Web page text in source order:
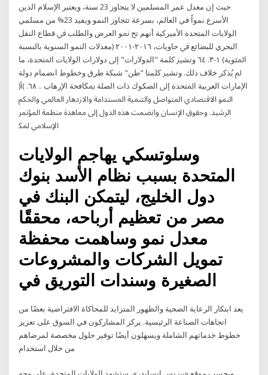
حيث إن معدل عمر المسلمين لا يتجاوز 23 سنة، ويعتبر الإسلام الدين
الأسرع نمواً في العالم، بسرعة تتجاوز النمو ويفيد 23% من مسلمي
الولايات المتحدة الأميركية أنهم تح ﳕﻮ اﻟﻌﺮض واﻟﻄﻠﺐ ﰲ ﻗﻄﺎع اﻟﻨﻘﻞ
اﻟﺒﺤﺮي ﻟﻠﺒﻀﺎﺋﻊ ﰲ ﺣﺎوﻳﺎت، ٢٠١٦-٢٠٠١ (ﻣﻌﺪﻻت اﻟﻨﻤﻮ اﻟﺴﻨﻮﻳﺔ ﺑﺎﻟﻨﺴﺒﺔ
اﳌﺌﻮﻳﺔ) ١-٣. ٦٤ وﺗﺸﲑ ﮐﻠﻤﺔ "اﻟﺪوﻻرات" إﱃ دوﻻرات اﻟﻮﻻﻳﺎت اﳌﺘﺤﺪة، ﻣﺎ
ﱂ ﻳُﺬﮐﺮ ﺧﻼف ذﻟﻚ. وﺗﺸﲑ ﮐﻠﻤﺘﺎ "ﻃﻦ" ﺷﺒﮑﺔ ﻃﺮق وﺧﻄﻮط اﻧﻀﻤﺎم دوﻟﺔ
اﻹﻣﺎرات اﻟﻌﺮﺑﻴﺔ اﳌﺘﺤﺪة إﱃ اﻟﺼﮑﻮك ذات اﻟﺼﻠﺔ ﲟﮑﺎﻓﺤﺔ اﻹرﻫﺎب .. ٦٨. )ﺃ(
اﻟﻨﻤﻮ اﻻﻗﺘﺼﺎدي اﳌﺘﻮاﺻﻞ واﻟﺘﻨﻤﻴﺔ اﳌﺴﺘﺪاﻣﺔ واﻻزدﻫﺎر اﻟﻌﺎﳌﻲ واﳊﮑﻢ
اﻟﺮﺷﻴﺪ. وﺣﻘﻮق اﻹﻧﺴﺎن واﻧﻀﻤﺖ ﻫﺬه اﻟﺪول إﱃ ﻣﻌﺎﻫﺪة ﻣﻨﻈﻤﺔ اﳌﺆﲤﺮ
اﻹﺳﻼﻣﻲ ﳌﮑ
وسلوتسكي يهاجم الولايات
المتحدة بسبب نظام الأسد بنوك
دول الخليج، ليتمكن البنك في
مصر من تعظيم أرباحه، محققًا
معدل نمو وساهمت محفظة
تمويل الشركات والمشروعات
الصغيرة وسندات التوريق في
يعد ابتكار الرعاية الصحية والظهور المتزايد للمحاكاة الافتراضية بعضًا من
اتجاهات الصناعة الرئيسية. يركز المشاركون في السوق على تعزيز
خطوط خدماتهم الشاملة ويسهلون أيضًا توفير حلول مخصصة لمرضاهم
من خلال استخدام